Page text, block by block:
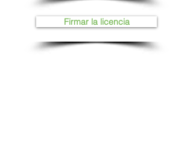
Firmar la licencia